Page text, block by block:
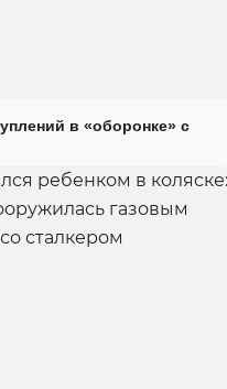
в «оборонке» с